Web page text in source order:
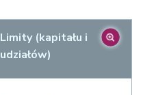
Limity (kapitału i
udziałów)